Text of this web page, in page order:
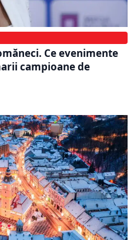
Ce evenimente
campioane de